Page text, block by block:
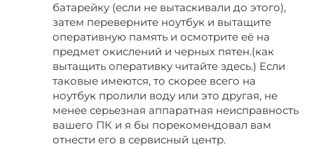
батарейку (если не вытаскивали до этого),
затем переверните ноутбук и вытащите
оперативную память и осмотрите её на
предмет окислений и черных пятен.(как
вытащить оперативку читайте здесь.) Если
таковые имеются, то скорее всего на
ноутбук пролили воду или это другая, не
менее серьезная аппаратная неисправность
вашего ПК и я бы порекомендовал вам
отнести его в сервисный центр.